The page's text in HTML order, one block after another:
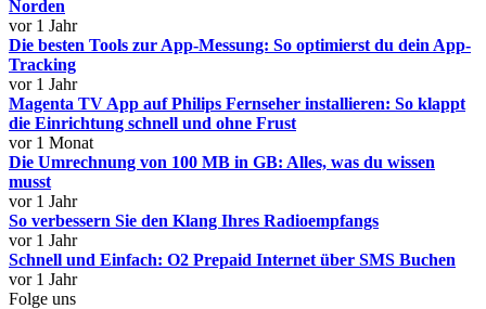
Norden
vor 1 Jahr
Die besten Tools zur App-Messung: So optimierst du dein App-
Tracking
vor 1 Jahr
Magenta TV App auf Philips Fernseher installieren: So klappt
die Einrichtung schnell und ohne Frust
vor 1 Monat
Die Umrechnung von 100 MB in GB: Alles, was du wissen
musst
vor 1 Jahr
So verbessern Sie den Klang Ihres Radioempfangs
vor 1 Jahr
Schnell und Einfach: O2 Prepaid Internet über SMS Buchen
vor 1 Jahr
Folge uns